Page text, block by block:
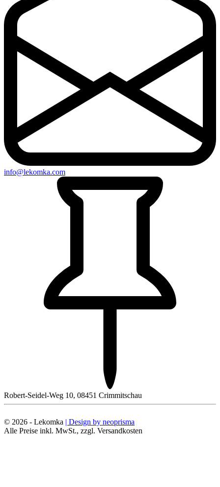
info@lekomka.com
Robert-Seidel-Weg 10, 08451 Crimmitschau
© 2026 - Lekomka | Design by neoprisma
Alle Preise inkl. MwSt., zzgl. Versandkosten